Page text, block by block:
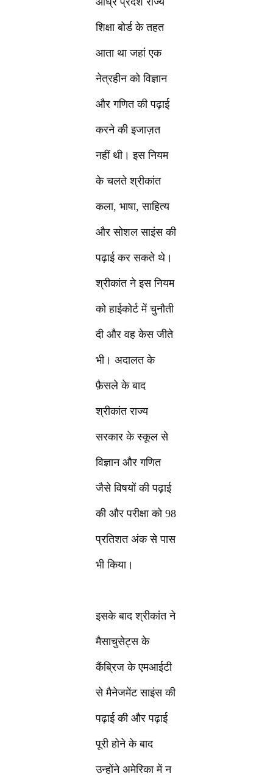
शिक्षा बोर्ड के तहत
आता था जहां एक
नेत्रहीन को विज्ञान
और गणित की पढ़ाई
करने की इजाज़त
नहीं थी। इस नियम
के चलते श्रीकांत
कला, भाषा, साहित्य
और सोशल साइंस की
पढ़ाई कर सकते थे।
श्रीकांत ने इस नियम
को हाईकोर्ट में चुनौती
दी और वह केस जीते
भी। अदालत के
फ़ैसले के बाद
श्रीकांत राज्य
सरकार के स्कूल से
विज्ञान और गणित
जैसे विषयों की पढ़ाई
की और परीक्षा को 98
प्रतिशत अंक से पास
भी किया।
इसके बाद श्रीकांत ने
मैसाचुसेट्स के
कैंब्रिज के एमआईटी
से मैनेजमेंट साइंस की
पढ़ाई की और पढ़ाई
पूरी होने के बाद
उन्होंने अमेरिका में न